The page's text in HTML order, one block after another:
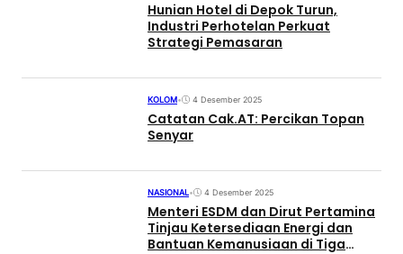
Hunian Hotel di Depok Turun,
Industri Perhotelan Perkuat
Strategi Pemasaran
KOLOM• 4 Desember 2025
Catatan Cak.AT: Percikan Topan
Senyar
NASIONAL• 4 Desember 2025
Menteri ESDM dan Dirut Pertamina
Tinjau Ketersediaan Energi dan
Bantuan Kemanusiaan di Tiga